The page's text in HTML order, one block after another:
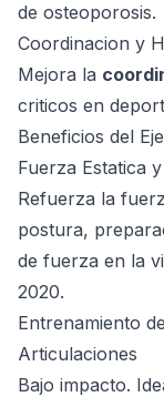
de osteoporosis.
Coordinacion y
Mejora la
criticos en
Beneficios del
Fuerza Estatica
Refuerza la
postura,
de fuerza en la
2020.
Entrenamiento
Articulaciones
Bajo impacto.